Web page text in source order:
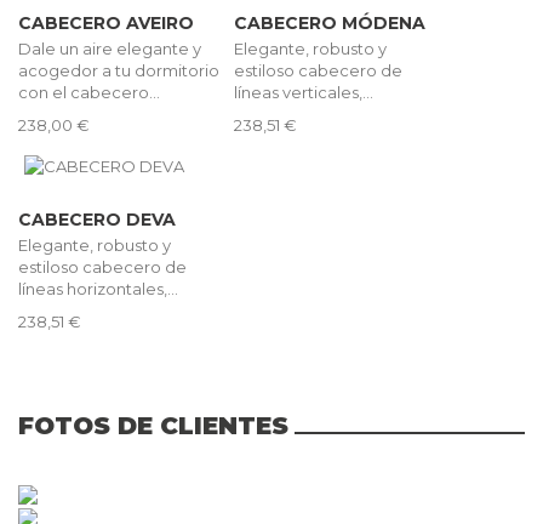
CABECERO AVEIRO
Dale un aire elegante y
acogedor a tu dormitorio
con el cabecero...
238,00 €
CABECERO MÓDENA
Elegante, robusto y
estiloso cabecero de
líneas verticales,...
238,51 €
CABECERO DEVA
Elegante, robusto y
estiloso cabecero de
líneas horizontales,...
238,51 €
FOTOS DE CLIENTES